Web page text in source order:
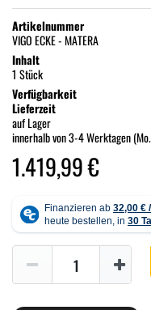
Artikelnummer
VIGO ECKE - MATERA
Inhalt
1 Stück
Verfügbarkeit
Lieferzeit
auf Lager
innerhalb von 3-4 Werktagen
1.419,99 €